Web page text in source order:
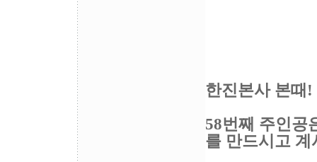
한진본사 본때
58번째 주인공
를 만드시고